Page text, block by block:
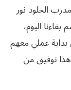
الخلود نور
اليوم،
بداية عملي معهم
توفيق من